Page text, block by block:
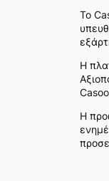
Το
Η
Η